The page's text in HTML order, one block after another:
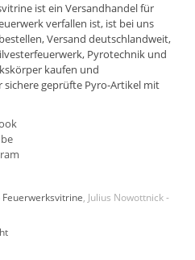
ist ein Versandhandelfür
verfallen ist, ist bei uns
Versand deutschlandweit,
, Pyrotechnik und
kaufen und
sichere geprüfte Pyro-Artikel mit
Feuerwerksvitrine, Julius Nowottnick -